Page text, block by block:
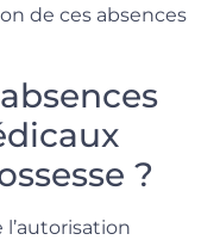
de ces absences
?
l’autorisation